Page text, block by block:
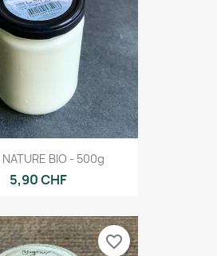
NATURE BIO - 500g
5,90 CHF
favorite_border